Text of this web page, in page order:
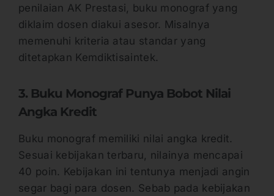
penilaian AK Prestasi, buku monograf yang
diklaim dosen diakui asesor. Misalnya
memenuhi kriteria atau standar yang
ditetapkan Kemdiktisaintek.
3. Buku Monograf Punya Bobot Nilai
Angka Kredit
Buku monograf memiliki nilai angka kredit.
Sesuai kebijakan terbaru, nilainya mencapai
40 poin. Kebijakan ini tentunya menjadi angin
segar bagi para dosen. Sebab pada kebijakan